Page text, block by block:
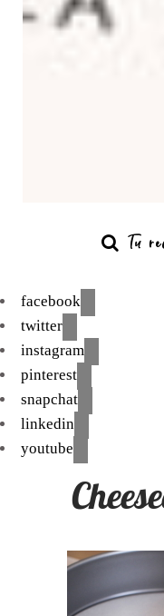
facebook
twitter
instagram
pinterest
snapchat
linkedin
youtube